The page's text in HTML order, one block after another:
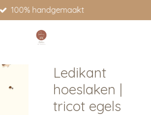
100% handgemaakt
Ledikant
hoeslaken |
tricot egels